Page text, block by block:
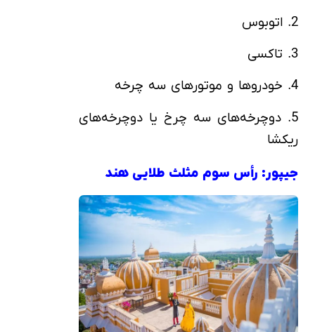
2. اتوبوس‌
3. تاکسی
4. خودروها و موتورهای سه چرخه
5. دوچرخه‌های سه چرخ یا دوچرخه‌های
ریکشا
جیپور: رأس سوم مثلث طلایی هند